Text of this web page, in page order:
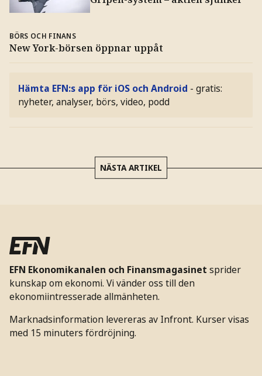
BÖRS OCH FINANS
New York-börsen öppnar uppåt
Hämta EFN:s app för iOS och Android - gratis:
nyheter, analyser, börs, video, podd
NÄSTA ARTIKEL
EFN Ekonomikanalen och Finansmagasinet sprider
kunskap om ekonomi. Vi vänder oss till den
ekonomiintresserade allmänheten.
Marknadsinformation levereras av Infront. Kurser visas
med 15 minuters fördröjning.